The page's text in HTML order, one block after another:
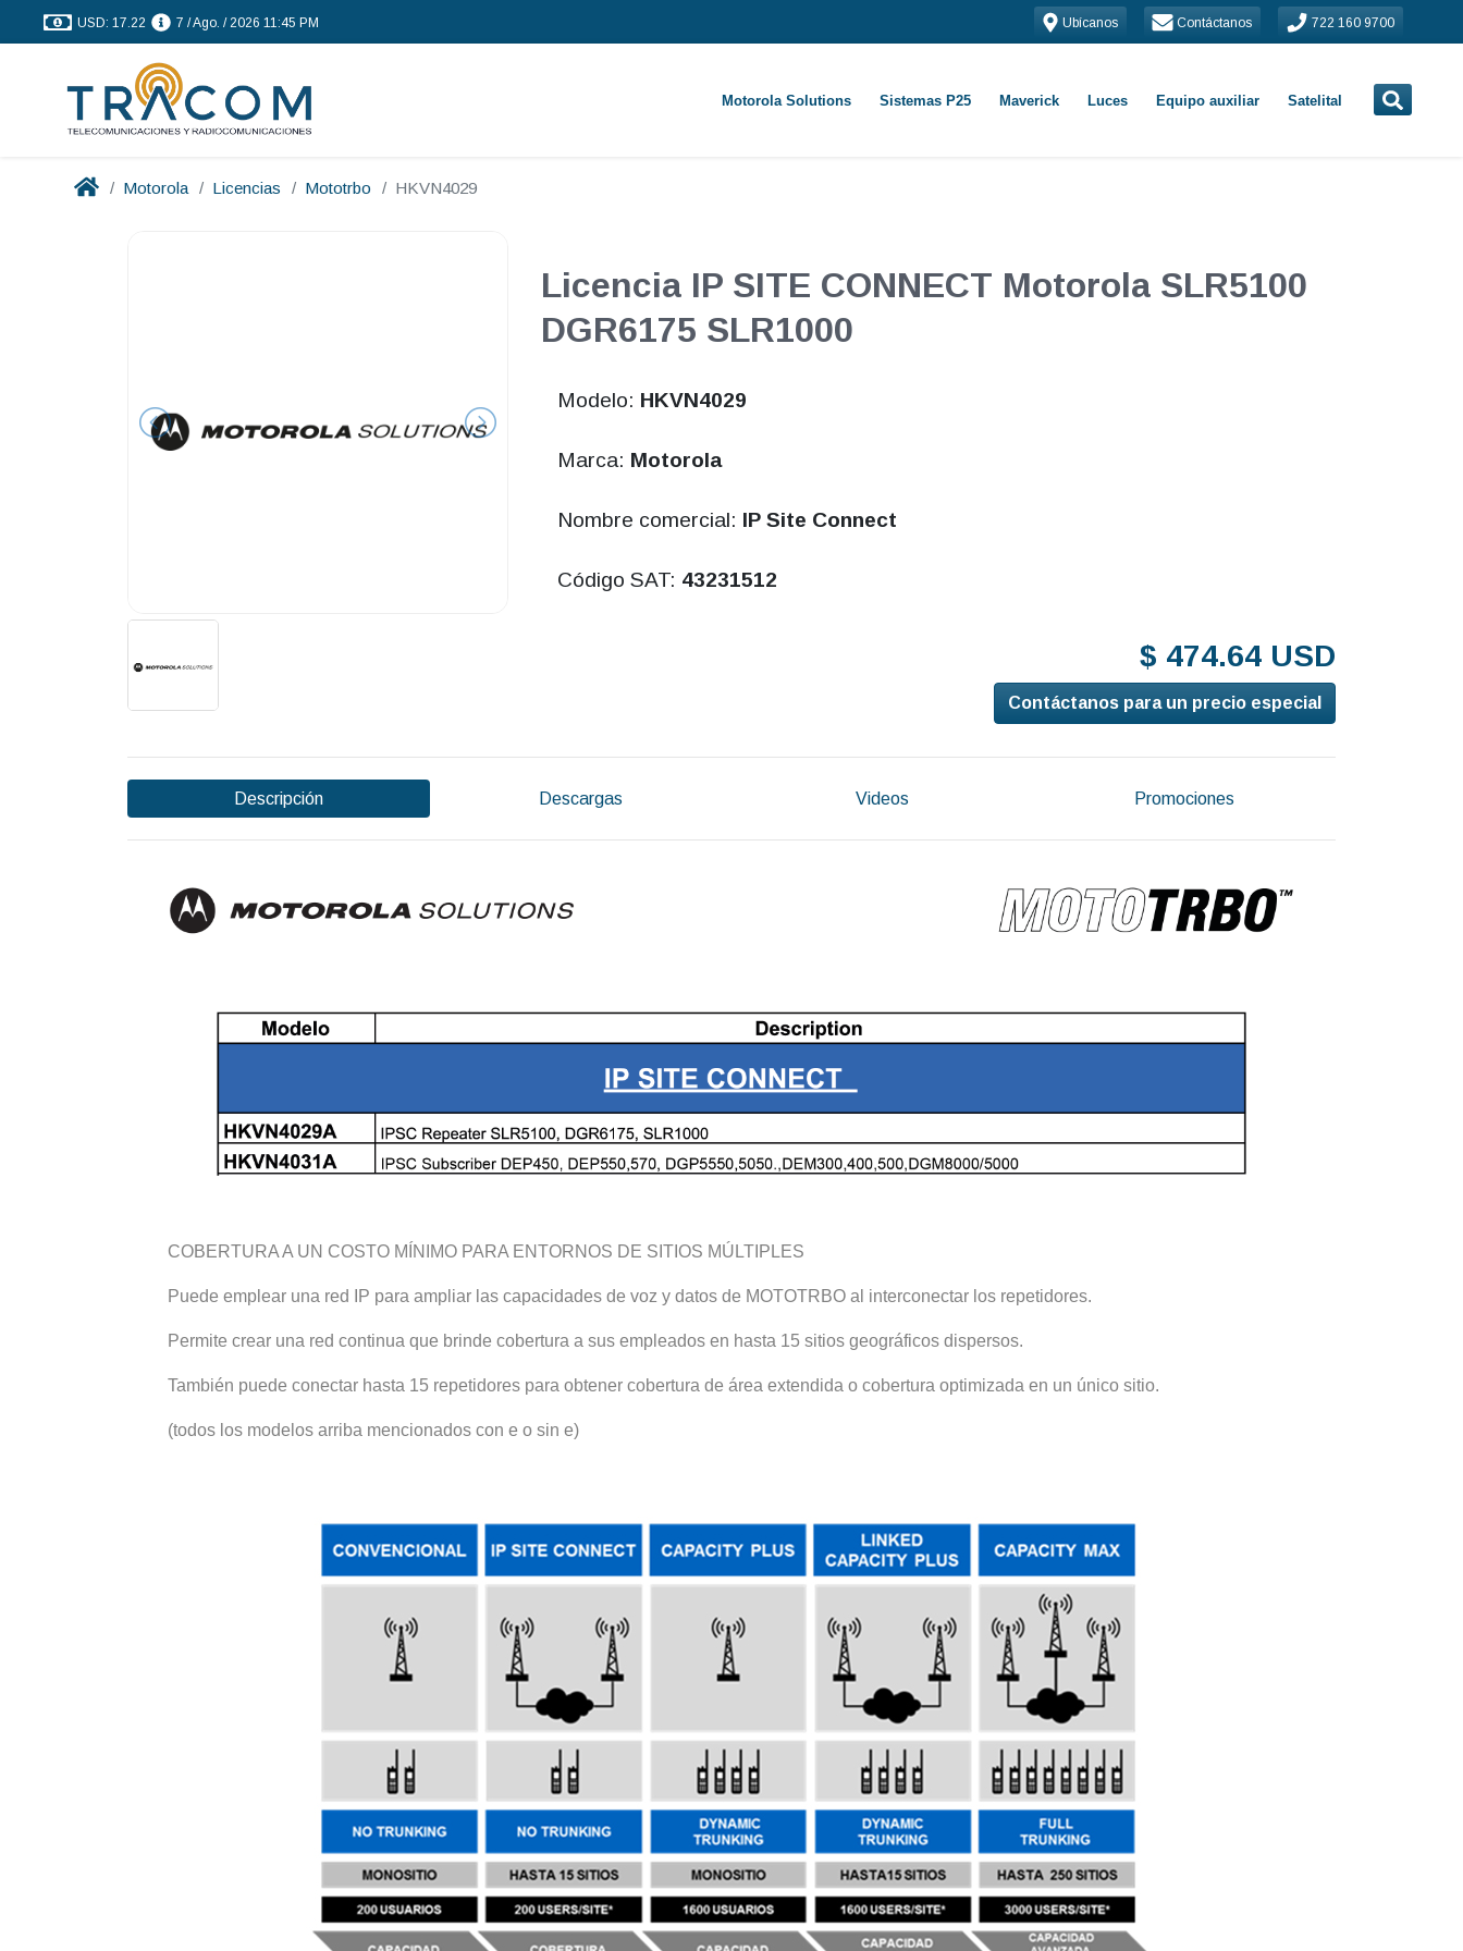
USD: 17.22 7 / Ago. / 2026 11:45 PM Ubícanos Contáctanos 722 160 9700
Motorola Solutions Sistemas P25 Maverick Luces Equipo auxiliar Satelital
Motorola Licencias Mototrbo HKVN4029
Licencia IP SITE CONNECT Motorola SLR5100
DGR6175 SLR1000
Modelo: HKVN4029
Marca: Motorola
Nombre comercial: IP Site Connect
Código SAT: 43231512
$ 474.64 USD
Contáctanos para un precio especial
Descripción Descargas Videos Promociones
COBERTURA A UN COSTO MÍNIMO PARA ENTORNOS DE SITIOS MÚLTIPLES
Puede emplear una red IP para ampliar las capacidades de voz y datos de MOTOTRBO al interconectar los repetidores.
Permite crear una red continua que brinde cobertura a sus empleados en hasta 15 sitios geográficos dispersos.
También puede conectar hasta 15 repetidores para obtener cobertura de área extendida o cobertura optimizada en un único sitio.
(todos los modelos arriba mencionados con e o sin e)